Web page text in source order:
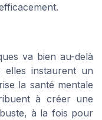
va bien au-delà
elles instaurent un
la santé mentale
à créer une
à la fois pour